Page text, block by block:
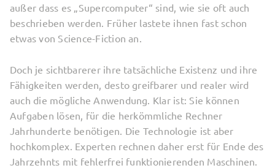
außer dass es „Supercomputer“ sind, wie sie oft auch
beschrieben werden. Früher lastete ihnen fast schon
etwas von Science-Fiction an.
Doch je sichtbarerer ihre tatsächliche Existenz und ihre
Fähigkeiten werden, desto greifbarer und realer wird
auch die mögliche Anwendung. Klar ist: Sie können
Aufgaben lösen, für die herkömmliche Rechner
Jahrhunderte benötigen. Die Technologie ist aber
hochkomplex. Experten rechnen daher erst für Ende des
Jahrzehnts mit fehlerfrei funktionierenden Maschinen.